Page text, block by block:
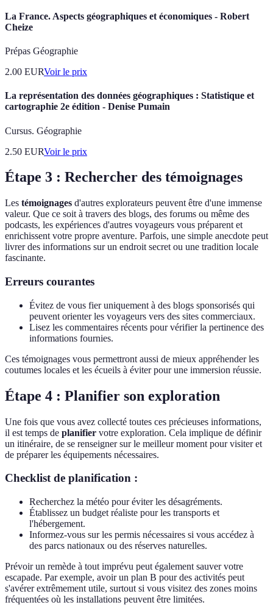
La France. Aspects géographiques et économiques - Robert
Cheize
Prépas Géographie
2.00 EURVoir le prix
La représentation des données géographiques : Statistique et
cartographie 2e édition - Denise Pumain
Cursus. Géographie
2.50 EURVoir le prix
Étape 3 : Rechercher des témoignages
Les témoignages d'autres explorateurs peuvent être d'une immense
valeur. Que ce soit à travers des blogs, des forums ou même des
podcasts, les expériences d'autres voyageurs vous préparent et
enrichissent votre propre aventure. Parfois, une simple anecdote peut
livrer des informations sur un endroit secret ou une tradition locale
fascinante.
Erreurs courantes
Évitez de vous fier uniquement à des blogs sponsorisés qui
peuvent orienter les voyageurs vers des sites commerciaux.
Lisez les commentaires récents pour vérifier la pertinence des
informations fournies.
Ces témoignages vous permettront aussi de mieux appréhender les
coutumes locales et les écueils à éviter pour une immersion réussie.
Étape 4 : Planifier son exploration
Une fois que vous avez collecté toutes ces précieuses informations,
il est temps de planifier votre exploration. Cela implique de définir
un itinéraire, de se renseigner sur le meilleur moment pour visiter et
de préparer les équipements nécessaires.
Checklist de planification :
Recherchez la météo pour éviter les désagréments.
Établissez un budget réaliste pour les transports et
l'hébergement.
Informez-vous sur les permis nécessaires si vous accédez à
des parcs nationaux ou des réserves naturelles.
Prévoir un remède à tout imprévu peut également sauver votre
escapade. Par exemple, avoir un plan B pour des activités peut
s'avérer extrêmement utile, surtout si vous visitez des zones moins
fréquentées où les installations peuvent être limitées.